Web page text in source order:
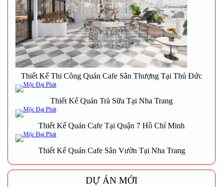
Thiết Kế Thi Công Quán Cafe Sân Thượng Tại Thủ Đức
Thiết Kế Quán Trà Sữa Tại Nha Trang
Thiết Kế Quán Cafe Tại Quận 7 Hồ Chí Minh
Thiết Kế Quán Cafe Sân Vườn Tại Nha Trang
DỰ ÁN MỚI